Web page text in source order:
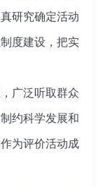
研究确定活动
度建设，把实
广泛听取群众
约科学发展和
为评价活动成